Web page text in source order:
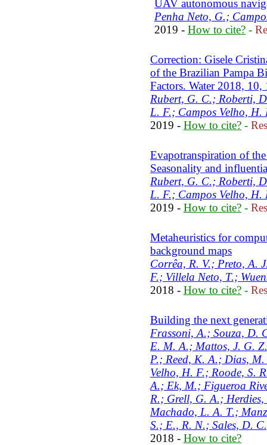
UAV autonomous
Penha Neto, G.;
2019 - How to cite? -
Correction: Gisele
of the Brazilian Pampa
Factors. Water 2018, 10,
Rubert, G. C.; Roberti,
L. F.; Campos Velho,
2019 - How to cite? -
Evapotranspiration of
Seasonality and
Rubert, G. C.; Roberti,
L. F.; Campos Velho,
2019 - How to cite? -
Metaheuristics for
background maps
Corrêa, R. V.; Preto, A.
F.; Villela Neto, T.;
2018 - How to cite? -
Building the next
Frassoni, A.; Souza, D.
E. M. A.; Mattos, J. G.
P.; Reed, K. A.; Dias,
Velho, H. F.; Roode, S.
A.; Ek, M.; Figueroa
R.; Grell, G. A.;
Machado, L. A. T.;
S.; E., R. N.; Sales, D.
2018 - How to cite?